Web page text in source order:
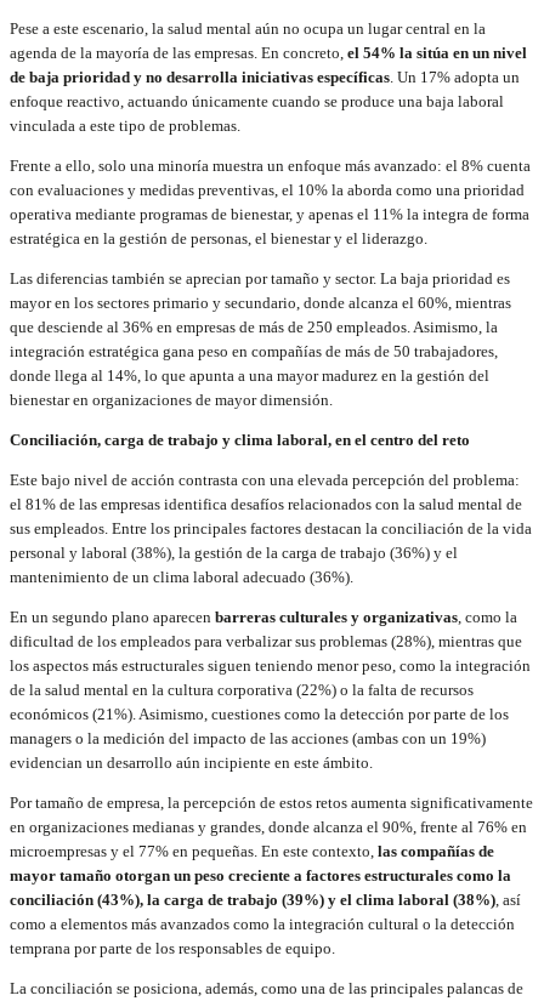
Pese a este escenario, la salud mental aún no ocupa un lugar central en la
agenda de la mayoría de las empresas. En concreto, el 54% la sitúa en un nivel
de baja prioridad y no desarrolla iniciativas específicas. Un 17% adopta un
enfoque reactivo, actuando únicamente cuando se produce una baja laboral
vinculada a este tipo de problemas.
Frente a ello, solo una minoría muestra un enfoque más avanzado: el 8% cuenta
con evaluaciones y medidas preventivas, el 10% la aborda como una prioridad
operativa mediante programas de bienestar, y apenas el 11% la integra de forma
estratégica en la gestión de personas, el bienestar y el liderazgo.
Las diferencias también se aprecian por tamaño y sector. La baja prioridad es
mayor en los sectores primario y secundario, donde alcanza el 60%, mientras
que desciende al 36% en empresas de más de 250 empleados. Asimismo, la
integración estratégica gana peso en compañías de más de 50 trabajadores,
donde llega al 14%, lo que apunta a una mayor madurez en la gestión del
bienestar en organizaciones de mayor dimensión.
Conciliación, carga de trabajo y clima laboral, en el centro del reto
Este bajo nivel de acción contrasta con una elevada percepción del problema:
el 81% de las empresas identifica desafíos relacionados con la salud mental de
sus empleados. Entre los principales factores destacan la conciliación de la vida
personal y laboral (38%), la gestión de la carga de trabajo (36%) y el
mantenimiento de un clima laboral adecuado (36%).
En un segundo plano aparecen barreras culturales y organizativas , como la
dificultad de los empleados para verbalizar sus problemas (28%), mientras que
los aspectos más estructurales siguen teniendo menor peso, como la integración
de la salud mental en la cultura corporativa (22%) o la falta de recursos
económicos (21%). Asimismo, cuestiones como la detección por parte de los
managers o la medición del impacto de las acciones (ambas con un 19%)
evidencian un desarrollo aún incipiente en este ámbito.
Por tamaño de empresa, la percepción de estos retos aumenta significativamente
en organizaciones medianas y grandes, donde alcanza el 90%, frente al 76% en
microempresas y el 77% en pequeñas. En este contexto, las compañías de
mayor tamaño otorgan un peso creciente a factores estructurales como la
conciliación (43%), la carga de trabajo (39%) y el clima laboral (38%) , así
como a elementos más avanzados como la integración cultural o la detección
temprana por parte de los responsables de equipo.
La conciliación se posiciona, además, como una de las principales palancas de